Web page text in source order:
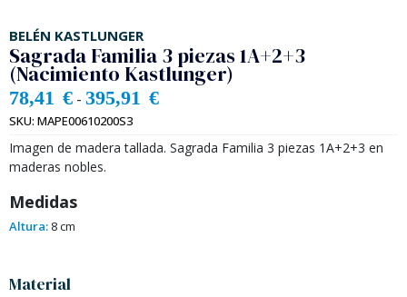
BELÉN KASTLUNGER
Sagrada Familia 3 piezas 1A+2+3
(Nacimiento Kastlunger)
78,41 € - 395,91 €
SKU: MAPE00610200S3
Imagen de madera tallada. Sagrada Familia 3 piezas 1A+2+3 en
maderas nobles.
Medidas
Altura: 8 cm
Material